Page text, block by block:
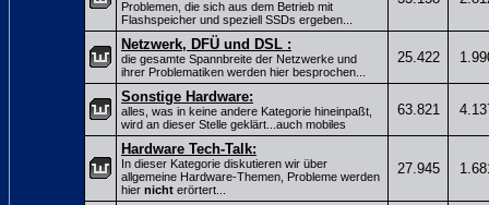
Problemen, die sich aus dem Betrieb mit
Flashspeicher und speziell SSDs ergeben...
Netzwerk, DFÜ und DSL :
die gesamte Spannbreite der Netzwerke und
ihrer Problematiken werden hier besprochen...
25.422
Sonstige Hardware:
alles, was in keine andere Kategorie hineinpaßt,
wird an dieser Stelle geklärt...auch mobiles
63.821
Hardware Tech-Talk:
In dieser Kategorie diskutieren wir über
allgemeine Hardware-Themen, Probleme werden
hier nicht erörtert...
27.945